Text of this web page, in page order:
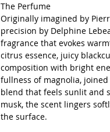
The Perfume
Originally imagined by
precision by Delphine
fragrance that evokes
citrus essence, juicy
composition with bright
fullness of magnolia,
blend that feels sunlit and
musk, the scent lingers
the surface.